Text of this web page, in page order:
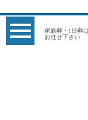
家族葬・1日葬
お任せ下さい